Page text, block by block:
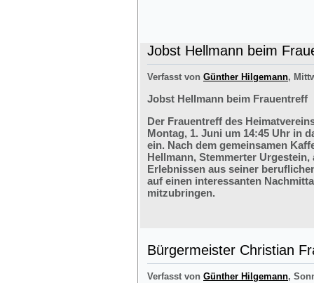
Jobst Hellmann beim
Verfasst von Günther Hilgemann,
Jobst Hellmann beim Frauentreff
Der Frauentreff des
Montag, 1. Juni um 14:45 Uhr in
ein. Nach dem gemeinsamen
Hellmann, Stemmerter
Erlebnissen aus seiner
auf einen interessanten
mitzubringen.
Bürgermeister Christian
Verfasst von Günther Hilgemann,